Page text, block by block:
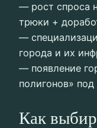
— рост спроса
трюки +
—
города и их
— появление
полигонов»
Как